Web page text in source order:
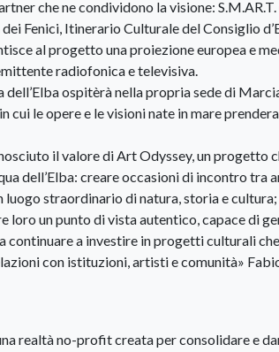
che ne condividono la visione:
Fenici, Itinerario Culturale del Consiglio
al progetto una proiezione europea e
radiofonica e televisiva.
dell’Elba ospitèrà nella propria sede di
cui le opere e le visioni nate in mare
il valore di Art Odyssey, un progetto
dell’Elba: creare occasioni di incontro tra
luogo straordinario di natura, storia e
un punto di vista autentico, capace di
a investire in progetti culturali che
con istituzioni, artisti e comunità»
realtà no-profit creata per consolidare e